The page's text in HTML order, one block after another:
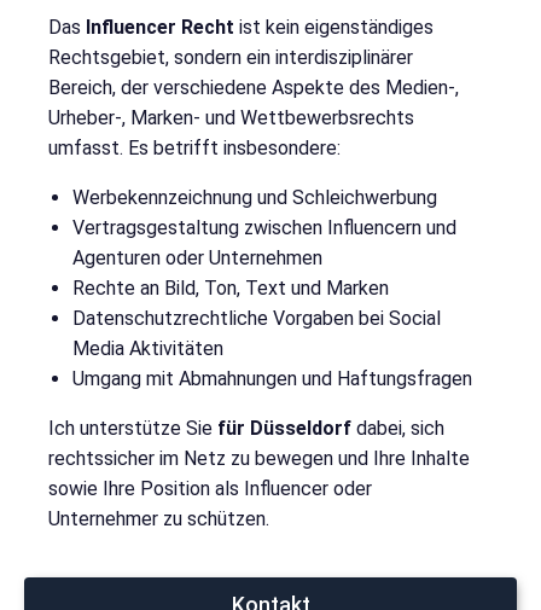
Das Influencer Recht ist kein eigenständiges
Rechtsgebiet, sondern ein interdisziplinärer
Bereich, der verschiedene Aspekte des Medien-,
Urheber-, Marken- und Wettbewerbsrechts
umfasst. Es betrifft insbesondere:
Werbekennzeichnung und Schleichwerbung
Vertragsgestaltung zwischen Influencern und
Agenturen oder Unternehmen
Rechte an Bild, Ton, Text und Marken
Datenschutzrechtliche Vorgaben bei Social
Media Aktivitäten
Umgang mit Abmahnungen und Haftungsfragen
Ich unterstütze Sie für Düsseldorf dabei, sich
rechtssicher im Netz zu bewegen und Ihre Inhalte
sowie Ihre Position als Influencer oder
Unternehmer zu schützen.
Kontakt